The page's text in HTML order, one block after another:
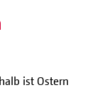
ist Ostern